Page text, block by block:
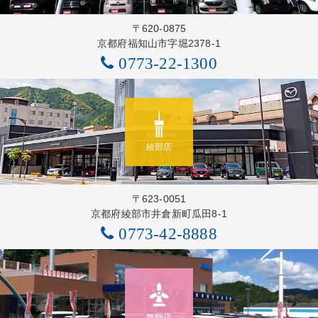
〒620-0875
京都府福知山市字堀2378-1
0773-22-1300
綾部店
〒623-0051
京都府綾部市井倉新町瓜田8-1
0773-42-8888